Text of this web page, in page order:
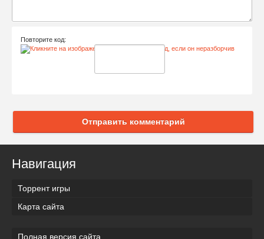
Повторите код:
Отправить комментарий
Навигация
Торрент игры
Карта сайта
Полная версия сайта